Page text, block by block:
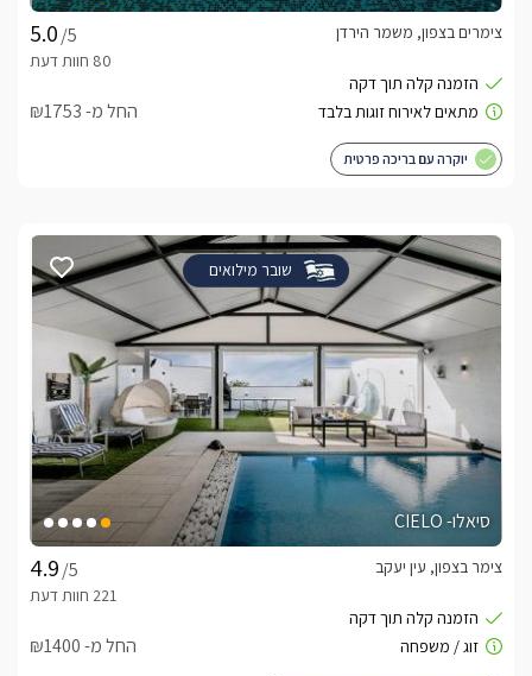
/5
צימרים בצפון, משמר הירדן
החל מ- ₪1753
יוקרה עם בריכה פרטית
שובר מילואים
סיאלו- CIELO
/5
צימר בצפון, עין יעקב
החל מ- ₪1400